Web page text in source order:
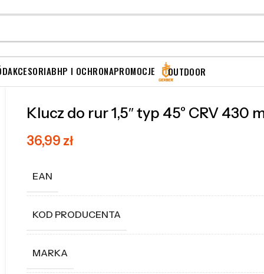
AKCESORIABHP I OCHRONAPROMOCJE OUTDOOR
Klucz do rur 1,5″ typ 45° CRV 430
36,99 zł
EAN
KOD PRODUCENTA
MARKA